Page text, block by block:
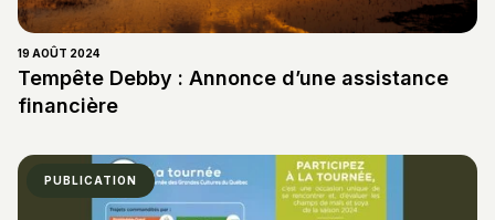
19 AOÛT 2024
Tempête Debby : Annonce d’une assistance
financière
PUBLICATION